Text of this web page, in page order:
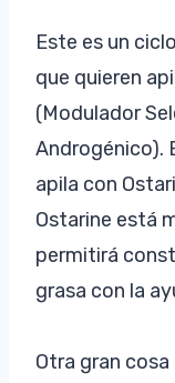
Este es un
que quieren
(Modulador
Androgénico).
apila con
Ostarine está
permitirá
grasa con la
Otra gran